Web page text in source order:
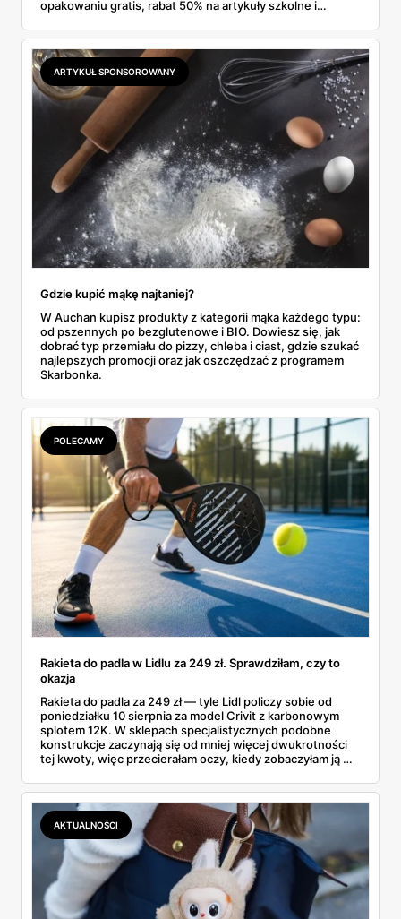
opakowaniu gratis, rabat 50% na artykuły szkolne i
2,99 zł za kilogram, ale wyłącznie w sobotę z aplikacją. Aldi
odpowiada masłem za 2,99 zł. Werdykt w skrócie:
najwięcej wyciśniesz z Biedronki, po świeże warzywa jedź
do Aldi.
ARTYKUŁ SPONSOROWANY
Gdzie kupić mąkę najtaniej?
W Auchan kupisz produkty z kategorii mąka każdego typu:
od pszennych po bezglutenowe i BIO. Dowiesz się, jak
dobrać typ przemiału do pizzy, chleba i ciast, gdzie szukać
najlepszych promocji oraz jak oszczędzać z programem
Skarbonka.
POLECAMY
Rakieta do padla w Lidlu za 249 zł. Sprawdziłam, czy to
okazja
Rakieta do padla za 249 zł — tyle Lidl policzy sobie od
poniedziałku 10 sierpnia za model Crivit z karbonowym
splotem 12K. W sklepach specjalistycznych podobne
konstrukcje zaczynają się od mniej więcej dwukrotności
tej kwoty, więc przecierałam oczy, kiedy zobaczyłam ją w
najszybciej rosnący sport w Polsce: kortów przybywa
lawinowo, a chętnych jeszcze szybciej. Sprawdziłam, co
dokładnie dostajemy za te pieniądze i komu taka rakieta
faktycznie wystarczy.
AKTUALNOŚCI